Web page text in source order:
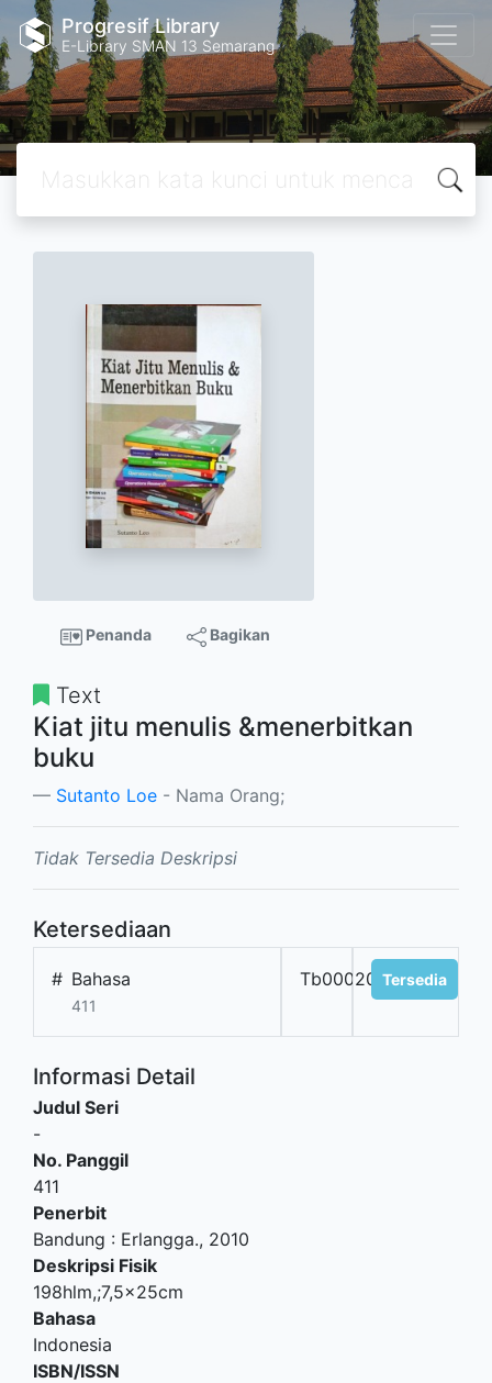
Progresif Library
E-Library SMAN 13 Semarang
Penanda Bagikan
Text
Kiat jitu menulis &menerbitkan
buku
Sutanto Loe - Nama Orang;
Tidak Tersedia Deskripsi
Ketersediaan
# Bahasa
411
Tb00020bindo
Tersedia
Informasi Detail
Judul Seri
-
No. Panggil
411
Penerbit
Bandung : Erlangga., 2010
Deskripsi Fisik
198hlm,;7,5x25cm
Bahasa
Indonesia
ISBN/ISSN